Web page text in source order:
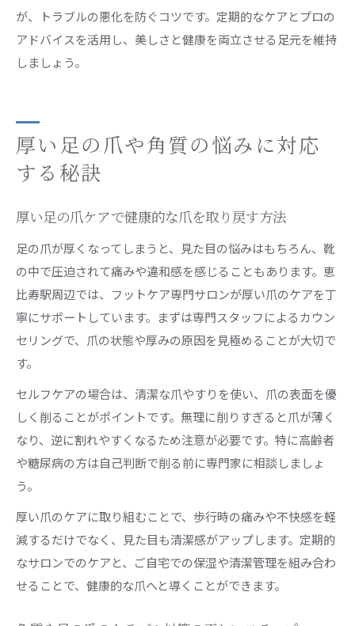
が、トラブルの悪化を防ぐコツです。定期的なケアとプロの
アドバイスを活用し、美しさと健康を両立させる足元を維持
しましょう。
厚い足の爪や角質の悩みに対応
する秘訣
厚い足の爪ケアで健康的な爪を取り戻す方法
足の爪が厚くなってしまうと、見た目の悩みはもちろん、靴
の中で圧迫されて痛みや違和感を感じることもあります。恵
比寿駅周辺では、フットケア専門サロンが厚い爪のケアを丁
寧にサポートしています。まずは専門スタッフによるカウン
セリングで、爪の状態や厚みの原因を見極めることが大切で
す。
セルフケアの場合は、清潔な爪やすりを使い、爪の表面を優
しく削ることがポイントです。無理に削りすぎると爪が薄く
なり、逆に割れやすくなるため注意が必要です。特に高齢者
や糖尿病の方は自己判断で削る前に専門家に相談しましょ
う。
厚い爪のケアに取り組むことで、歩行時の痛みや不快感を軽
減するだけでなく、見た目も清潔感がアップします。定期的
なサロンでのケアと、ご自宅での保湿や清潔管理を組み合わ
せることで、健康的な爪へと導くことができます。